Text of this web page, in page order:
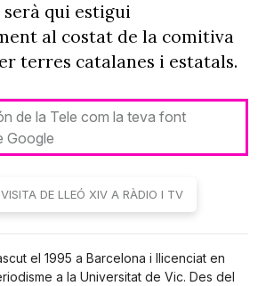
serà qui estigui
al costat de la comitiva
terres catalanes i estatals.
de la Tele com la teva font
Google
VISITA DE LLEÓ XIV A RÀDIO I TV
el 1995 a Barcelona i llicenciat en
a la Universitat de Vic. Des del